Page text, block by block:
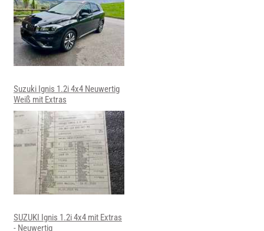
Suzuki Ignis 1.2i 4x4 Neuwertig
Weiß mit Extras
SUZUKI Ignis 1.2i 4x4 mit Extras
- Neuwertig